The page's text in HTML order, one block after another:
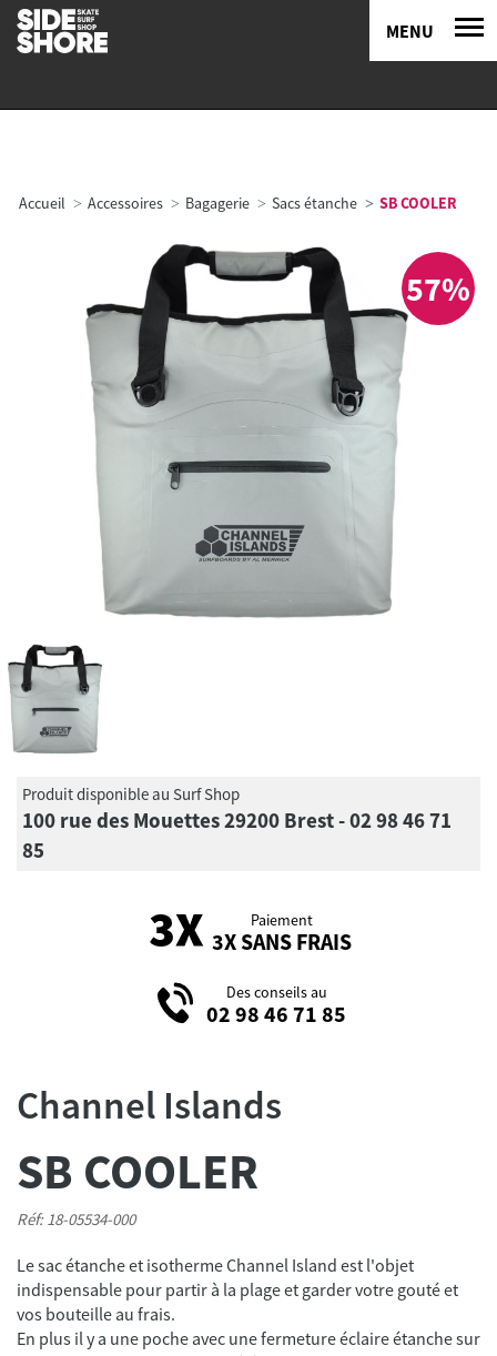
MENU
Accueil Accessoires Bagagerie Sacs étanche SB COOLER
57%
Produit disponible au Surf Shop
100 rue des Mouettes 29200 Brest - 02 98 46 71
85
Paiement
3X SANS FRAIS
Des conseils au
02 98 46 71 85
Channel Islands
SB COOLER
Réf: 18-05534-000
Le sac étanche et isotherme Channel Island est l'objet
indispensable pour partir à la plage et garder votre gouté et
vos bouteille au frais.
En plus il y a une poche avec une fermeture éclaire étanche sur